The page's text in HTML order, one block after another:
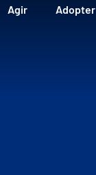
Agir Adopter